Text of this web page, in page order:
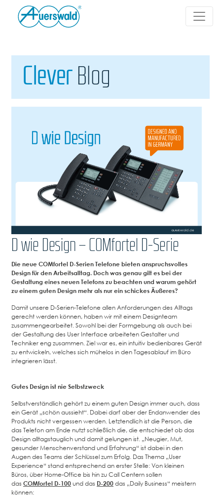
Clever Blog
D wie Design – COMfortel D-Serie
Die neue COMfortel D-Serien Telefone bieten anspruchsvolles
Design für den Arbeitsalltag. Doch was genau gilt es bei der
Gestaltung eines neuen Telefons zu beachten und warum gehört
zu einem guten Design mehr als nur ein schickes Äußeres?
Damit unsere D-Serien-Telefone allen Anforderungen des Alltags
gerecht werden können, haben wir mit einem Designteam
zusammengearbeitet. Sowohl bei der Formgebung als auch bei
der Gestaltung des User Interface arbeiteten Gestalter und
Techniker eng zusammen. Ziel war es, ein intuitiv bedienbares Gerät
zu entwickeln, welches sich mühelos in den Tagesablauf im Büro
integrieren lässt.
Gutes Design ist nie Selbstzweck
Selbstverständlich gehört zu einem guten Design immer auch, dass
ein Gerät „schön aussieht“. Dabei darf aber der Endanwender des
Produkts nicht vergessen werden. Letztendlich ist die Person, die
das Telefon am Ende nutzt schließlich die, die entschiedet ob das
Design alltagstauglich und damit gelungen ist. „Neugier, Mut,
gesunder Menschenverstand und Erfahrung“ ist dabei in den
Augen des Teams der Schlüssel zum Erfolg. Das Thema „User
Experience“ stand entsprechend an erster Stelle: Von kleinen
Büros, über Home-Office bis hin zu Call Centern sollen
das COMfortel D-100und das D-200das „Daily Business“ meistern
können: